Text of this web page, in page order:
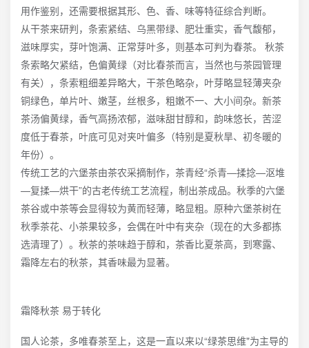
用作鉴别，还需要根据其形、色、香、味等特征综合判断。
从干茶来研判，条索紧结、乌黑带绿、肥壮重实，香气馥郁，
滋味厚实，芽叶饱满、正常芽叶多，则基本可判为春茶。 秋茶
条索略欠紧结，色偏黄绿（对比春茶而言，当然也与茶园管理
有关），条索粗细差异略大，干茶色略杂，叶芽略显轻薄夹杂
铜绿色，单片叶、嫩茎，丝根多，粗嫩不一、大小间杂。新茶
茶汤偏黄绿，香气高扬浓郁，滋味甜甘醇和，韵味悠长，苦涩
度低于春茶，叶底可见对夹叶偏多（特别是夏秋旱、初冬暖的
年份）。
传统工艺的六堡茶由茶农采摘制作，茶青经“杀青—揉捻—沤堆
—复揉—烘干”的古老传统工艺流程，制出茶成品。秋季的六堡
茶谷或中茶等会显得较为黄而轻薄，略显粗。原种六堡茶树在
秋季茶花、小茶果较多，会偶在叶中有夹杂（现在的大多都拣
选清理了）。秋茶的茶味趋于醇和，茶香比夏茶高，到寒露、
霜降左右的秋茶，其香味最为显著。
霜降秋茶 易于转化
国人论茶，多唯春茶至上，这是一直以来以“绿茶思维"为主导的